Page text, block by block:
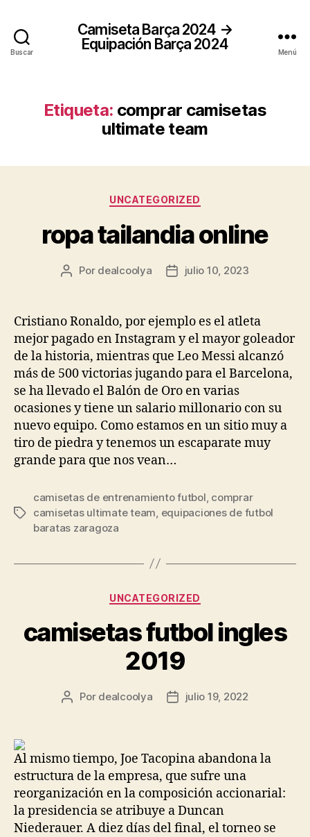
Buscar
Camiseta Barça 2024 →
Equipación Barça 2024
Menú
Etiqueta: comprar camisetas
ultimate team
Categorías
UNCATEGORIZED
ropa tailandia online
Autor
entrada
Por dealcoolya
Fecha
entrada
julio 10, 2023
Cristiano Ronaldo, por ejemplo es el atleta
mejor pagado en Instagram y el mayor goleador
de la historia, mientras que Leo Messi alcanzó
más de 500 victorias jugando para el Barcelona,
se ha llevado el Balón de Oro en varias
ocasiones y tiene un salario millonario con su
nuevo equipo. Como estamos en un sitio muy a
tiro de piedra y tenemos un escaparate muy
grande para que nos vean…
Etiquetas
camisetas de entrenamiento futbol comprar
camisetas ultimate team equipaciones de futbol
baratas zaragoza
Categorías
UNCATEGORIZED
camisetas futbol ingles
2019
Autor
Por dealcoolya
Fechajulio 19, 2022
Al mismo tiempo, Joe Tacopina abandona la
estructura de la empresa, que sufre una
reorganización en la composición accionarial:
la presidencia se atribuye a Duncan
Niederauer. A diez días del final, el torneo se